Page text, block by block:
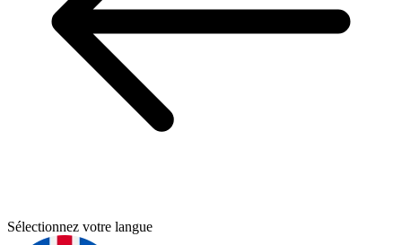
Sélectionnez votre langue